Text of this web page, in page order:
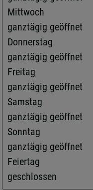
Mittwoch
ganztägig geöffnet
Donnerstag
ganztägig geöffnet
Freitag
ganztägig geöffnet
Samstag
ganztägig geöffnet
Sonntag
ganztägig geöffnet
Feiertag
geschlossen